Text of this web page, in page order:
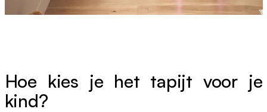
Hoe kies je het tapijt voor je
kind?